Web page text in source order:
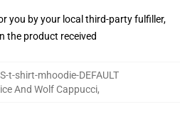
you by your local third-party fulfiller,
the product received
t-shirt-mhoodie-DEFAULT
And Wolf Cappucci,